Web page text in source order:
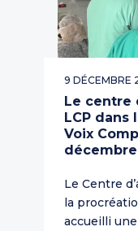
9 DÉCEMBRE
Le centre
LCP dans
Voix
décembre
Le Centre
la
accueilli